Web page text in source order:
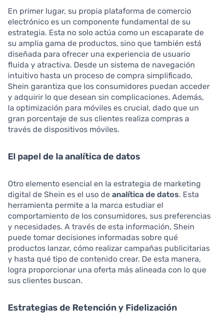
En primer lugar, su propia plataforma de comercio
electrónico es un componente fundamental de su
estrategia. Esta no solo actúa como un escaparate de
su amplia gama de productos, sino que también está
diseñada para ofrecer una experiencia de usuario
fluida y atractiva. Desde un sistema de navegación
intuitivo hasta un proceso de compra simplificado,
Shein garantiza que los consumidores puedan acceder
y adquirir lo que desean sin complicaciones. Además,
la optimización para móviles es crucial, dado que un
gran porcentaje de sus clientes realiza compras a
través de dispositivos móviles.
El papel de la analítica de datos
Otro elemento esencial en la estrategia de marketing
digital de Shein es el uso de analítica de datos. Esta
herramienta permite a la marca estudiar el
comportamiento de los consumidores, sus preferencias
y necesidades. A través de esta información, Shein
puede tomar decisiones informadas sobre qué
productos lanzar, cómo realizar campañas publicitarias
y hasta qué tipo de contenido crear. De esta manera,
logra proporcionar una oferta más alineada con lo que
sus clientes buscan.
Estrategias de Retención y Fidelización